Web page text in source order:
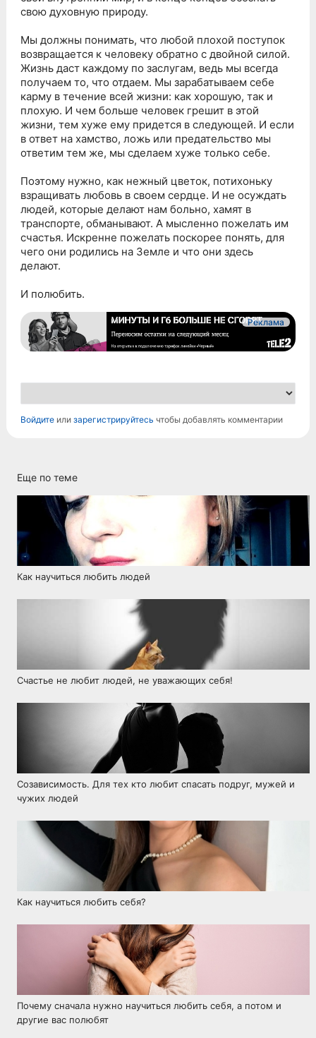
свою духовную природу.
Мы должны понимать, что любой плохой поступок
возвращается к человеку обратно с двойной силой.
Жизнь даст каждому по заслугам, ведь мы всегда
получаем то, что отдаем. Мы зарабатываем себе
карму в течение всей жизни: как хорошую, так и
плохую. И чем больше человек грешит в этой
жизни, тем хуже ему придется в следующей. И если
в ответ на хамство, ложь или предательство мы
ответим тем же, мы сделаем хуже только себе.
Поэтому нужно, как нежный цветок, потихоньку
взращивать любовь в своем сердце. И не осуждать
людей, которые делают нам больно, хамят в
транспорте, обманывают. А мысленно пожелать им
счастья. Искренне пожелать поскорее понять, для
чего они родились на Земле и что они здесь
делают.
И полюбить.
Реклама
Войдите илизарегистрируйтесь чтобы добавлять комментарии
Еще по теме
Как научиться любить людей
Счастье не любит людей, не уважающих себя!
Созависимость. Для тех кто любит спасать подруг, мужей и
чужих людей
Как научиться любить себя?
Почему сначала нужно научиться любить себя, а потом и
другие вас полюбят